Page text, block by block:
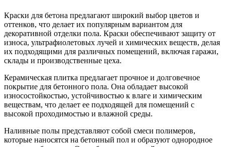
Краски для бетона предлагают широкий выбор цветов и
оттенков, что делает их популярным вариантом для
декоративной отделки пола. Краски обеспечивают защиту от
износа, ультрафиолетовых лучей и химических веществ, делая
их подходящими для различных помещений, включая гаражи,
склады и производственные цеха.
Керамическая плитка предлагает прочное и долговечное
покрытие для бетонного пола. Она обладает высокой
износостойкостью, устойчивостью к влаге и химическим
веществам, что делает ее подходящей для помещений с
высокой проходимостью и влажной среды.
Наливные полы представляют собой смеси полимеров,
которые наносятся на бетонный пол и образуют однородное